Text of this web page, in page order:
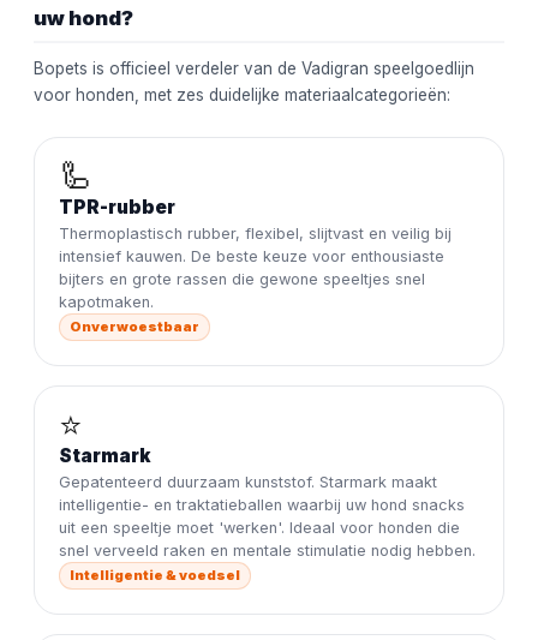
uw hond?
Bopets is officieel verdeler van de Vadigran speelgoedlijn
voor honden, met zes duidelijke materiaalcategorieën:
🦾
TPR-rubber
Thermoplastisch rubber, flexibel, slijtvast en veilig bij
intensief kauwen. De beste keuze voor enthousiaste
bijters en grote rassen die gewone speeltjes snel
kapotmaken.
Onverwoestbaar
⭐
Starmark
Gepatenteerd duurzaam kunststof. Starmark maakt
intelligentie- en traktatieballen waarbij uw hond snacks
uit een speeltje moet 'werken'. Ideaal voor honden die
snel verveeld raken en mentale stimulatie nodig hebben.
Intelligentie & voedsel